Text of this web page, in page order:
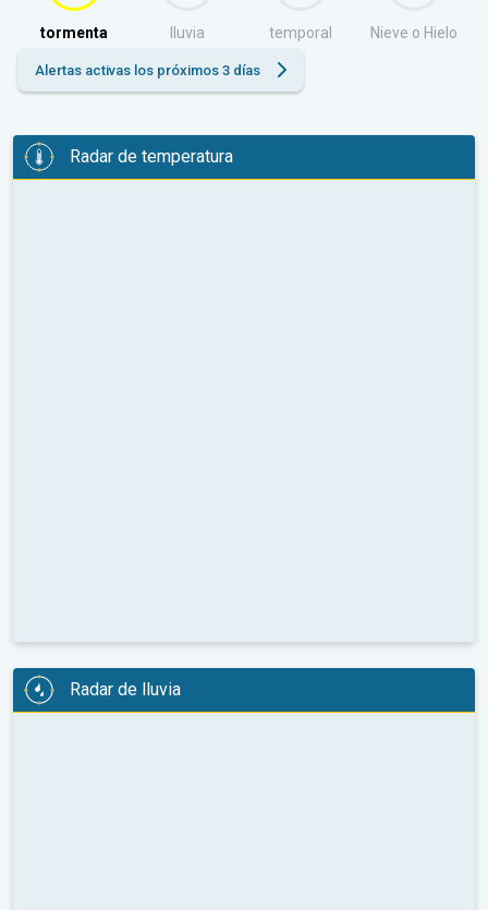
tormenta lluvia temporal Nieve o Hielo
Alertas activas los próximos 3 días
Radar de temperatura
Radar de lluvia